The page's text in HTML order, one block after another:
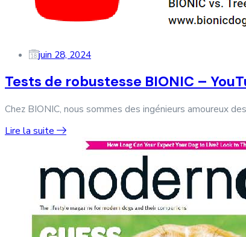
juin 28, 2024
Tests de robustesse BIONIC –
Chez BIONIC, nous sommes des ingénieurs amoureux
Lire la suite